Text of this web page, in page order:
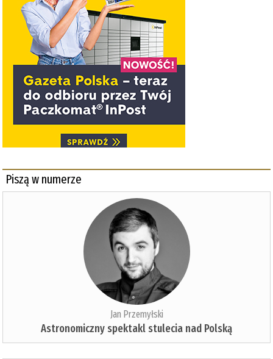
Piszą w numerze
Jan Przemyłski
Astronomiczny spektakl stulecia nad Polską